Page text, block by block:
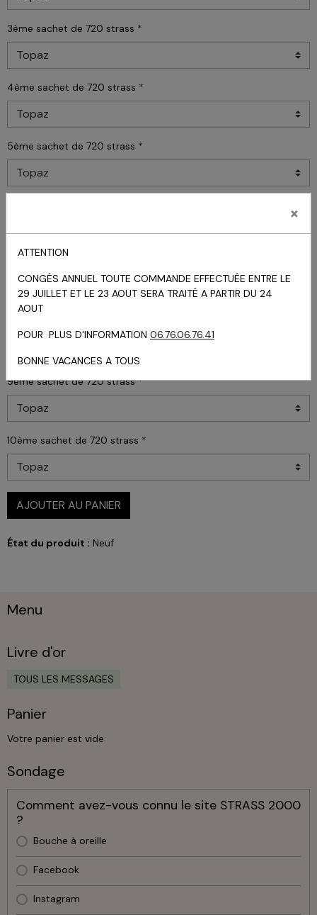
3ème sachet de 720 strass
4ème sachet de 720 strass
5ème sachet de 720 strass
9ème sachet de 720 strass
10ème sachet de 720 strass
AJOUTER AU PANIER
État du produit : Neuf
Menu
Livre d'or
TOUS LES MESSAGES
Panier
Votre panier est vide
Sondage
Comment avez-vous connu le site STRASS 2000
?
Bouche à oreille
Facebook
Instagram
×
ATTENTION
CONGÉS ANNUEL TOUTE COMMANDE EFFECTUÉE ENTRE LE
29 JUILLET ET LE 23 AOUT SERA TRAITÉ A PARTIR DU 24
AOUT
POUR PLUS D'INFORMATION 06.76.06.76.41
BONNE VACANCES A TOUS